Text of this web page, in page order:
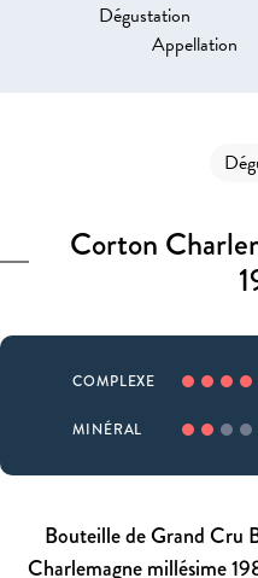
Dégustation
Appellation
Corton
COMPLEXE
MINÉRAL
Bouteille de Grand Cru
Charlemagne millésime